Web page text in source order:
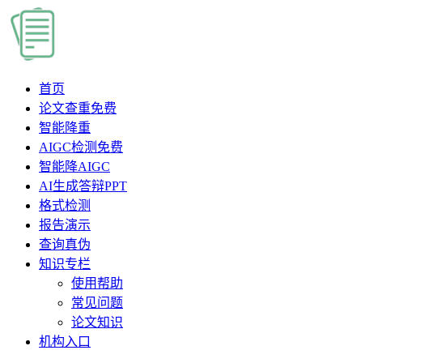
首页
论文查重免费
智能降重
AIGC检测 免费
智能降AIGC
AI生成答辩PPT
格式检测
报告演示
查询真伪
知识专栏
使用帮助
常见问题
论文知识
机构入口